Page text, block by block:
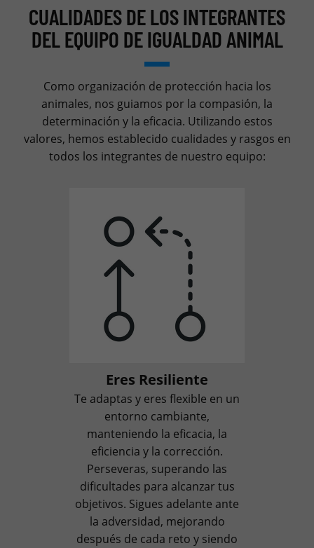
CUALIDADES DE LOS INTEGRANTES
DEL EQUIPO DE IGUALDAD ANIMAL
Como organización de protección hacia los
animales, nos guiamos por la compasión, la
determinación y la eficacia. Utilizando estos
valores, hemos establecido cualidades y rasgos en
todos los integrantes de nuestro equipo:
Eres Resiliente
Te adaptas y eres flexible en un
entorno cambiante,
manteniendo la eficacia, la
eficiencia y la corrección.
Perseveras, superando las
dificultades para alcanzar tus
objetivos. Sigues adelante ante
la adversidad, mejorando
después de cada reto y siendo